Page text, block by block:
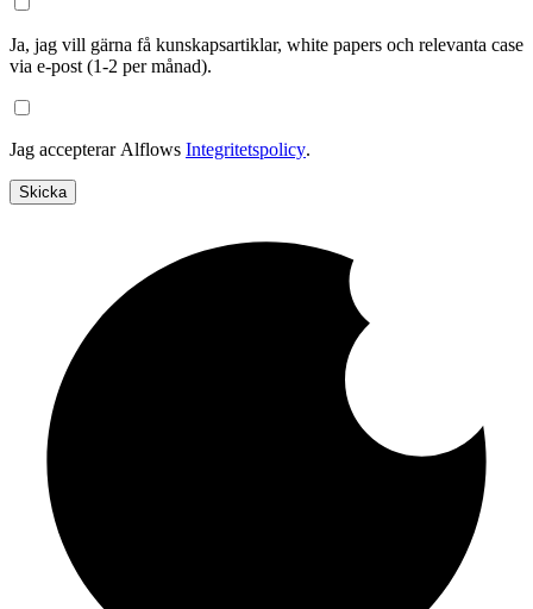
Ja, jag vill gärna få kunskapsartiklar, white papers och relevanta case
via e-post (1-2 per månad).
Jag accepterar Alflows Integritetspolicy.
Skicka